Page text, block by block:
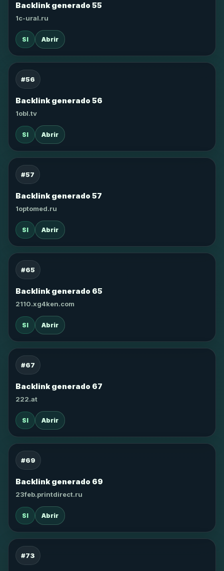
Backlink generado 55
1c-ural.ru
SI Abrir
#56
Backlink generado 56
1obl.tv
SI Abrir
#57
Backlink generado 57
1optomed.ru
SI Abrir
#65
Backlink generado 65
2110.xg4ken.com
SI Abrir
#67
Backlink generado 67
222.at
SI Abrir
#69
Backlink generado 69
23feb.printdirect.ru
SI Abrir
#73